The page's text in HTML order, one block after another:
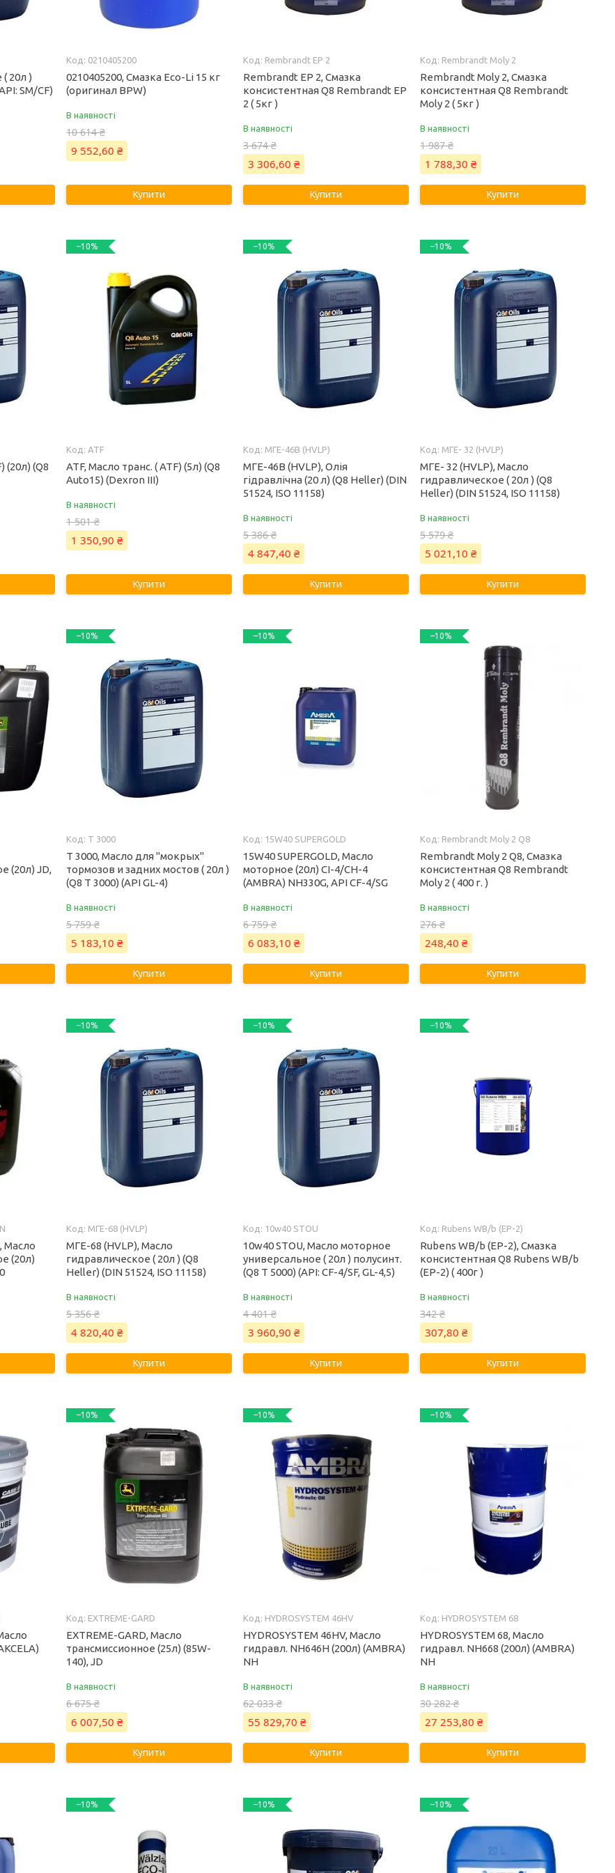
20л )
SM/CF)
0210405200
0210405200, Смазка Eco-Li 15 кг
(оригинал BPW)
В наявності
10 614 ₴
9 552,60 ₴
Купити
Rembrandt EP 2
Rembrandt EP 2, Смазка
консистентная Q8 Rembrandt EP
2 ( 5кг )
В наявності
3 674 ₴
3 306,60 ₴
Купити
Rembrandt Moly 2
Rembrandt Moly 2, Смазка
консистентная Q8 Rembrandt
Moly 2 ( 5кг )
В наявності
1 987 ₴
1 788,30 ₴
Купити
(20л) (Q8
–10%
ATF
ATF, Масло транс. ( ATF) (5л) (Q8
Auto15) (Dexron III)
В наявності
1 501 ₴
1 350,90 ₴
Купити
–10%
МГЕ-46В (HVLP)
МГЕ-46В (HVLP), Олія
гідравлічна (20 л) (Q8 Heller) (DIN
51524, ISO 11158)
В наявності
5 386 ₴
4 847,40 ₴
Купити
–10%
МГЕ- 32 (HVLP)
МГЕ- 32 (HVLP), Масло
гидравлическое ( 20л ) (Q8
Heller) (DIN 51524, ISO 11158)
В наявності
5 579 ₴
5 021,10 ₴
Купити
(20л) JD,
–10%
T 3000
T 3000, Масло для "мокрых"
тормозов и задних мостов ( 20л )
(Q8 T 3000) (API GL-4)
В наявності
5 759 ₴
5 183,10 ₴
Купити
–10%
15W40 SUPERGOLD
15W40 SUPERGOLD, Масло
моторное (20л) CI-4/СH-4
(AMBRA) NH330G, API CF-4/SG
В наявності
6 759 ₴
6 083,10 ₴
Купити
–10%
Rembrandt Moly 2 Q8
Rembrandt Moly 2 Q8, Смазка
консистентная Q8 Rembrandt
Moly 2 ( 400 г. )
В наявності
276 ₴
248,40 ₴
Купити
Масло
(20л)
–10%
МГЕ-68 (HVLP)
МГЕ-68 (HVLP), Масло
гидравлическое ( 20л ) (Q8
Heller) (DIN 51524, ISO 11158)
В наявності
5 356 ₴
4 820,40 ₴
Купити
–10%
10w40 STOU
10w40 STOU, Масло моторное
универсальное ( 20л ) полусинт.
(Q8 T 5000) (API: CF-4/SF, GL-4,5)
В наявності
4 401 ₴
3 960,90 ₴
Купити
–10%
Rubens WB/b (EP-2)
Rubens WB/b (EP-2), Смазка
консистентная Q8 Rubens WB/b
(EP-2) ( 400г )
В наявності
342 ₴
307,80 ₴
Купити
–10%
EXTREME-GARD
EXTREME-GARD, Масло
трансмиссионное (25л) (85W-
140), JD
В наявності
6 675 ₴
6 007,50 ₴
Купити
–10%
HYDROSYSTEM 46HV
HYDROSYSTEM 46HV, Масло
гидравл. NH646H (200л) (AMBRA)
NH
В наявності
62 033 ₴
55 829,70 ₴
Купити
–10%
HYDROSYSTEM 68
HYDROSYSTEM 68, Масло
гидравл. NH668 (200л) (AMBRA)
NH
В наявності
30 282 ₴
27 253,80 ₴
Купити
–10% –10% –10%